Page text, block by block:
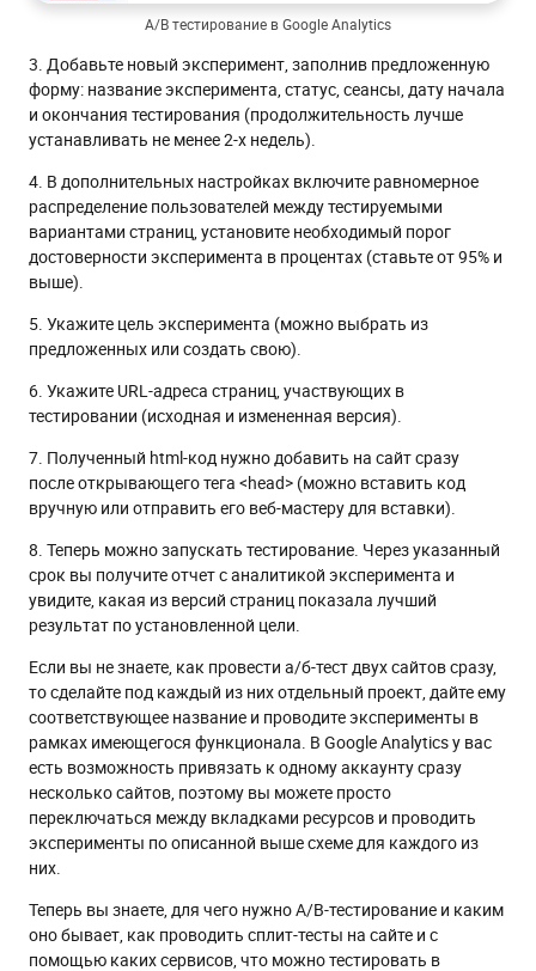
A/B тестирование в Google Analytics
3. Добавьте новый эксперимент, заполнив предложенную
форму: название эксперимента, статус, сеансы, дату начала
и окончания тестирования (продолжительность лучше
устанавливать не менее 2-х недель).
4. В дополнительных настройках включите равномерное
распределение пользователей между тестируемыми
вариантами страниц, установите необходимый порог
достоверности эксперимента в процентах (ставьте от 95% и
выше).
5. Укажите цель эксперимента (можно выбрать из
предложенных или создать свою).
6. Укажите URL-адреса страниц, участвующих в
тестировании (исходная и измененная версия).
7. Полученный html-код нужно добавить на сайт сразу
после открывающего тега <head> (можно вставить код
вручную или отправить его веб-мастеру для вставки).
8. Теперь можно запускать тестирование. Через указанный
срок вы получите отчет с аналитикой эксперимента и
увидите, какая из версий страниц показала лучший
результат по установленной цели.
Если вы не знаете, как провести а/б-тест двух сайтов сразу,
то сделайте под каждый из них отдельный проект, дайте ему
соответствующее название и проводите эксперименты в
рамках имеющегося функционала. В Google Analytics у вас
есть возможность привязать к одному аккаунту сразу
несколько сайтов, поэтому вы можете просто
переключаться между вкладками ресурсов и проводить
эксперименты по описанной выше схеме для каждого из
них.
Теперь вы знаете, для чего нужно A/B-тестирование и каким
оно бывает, как проводить сплит-тесты на сайте и с
помощью каких сервисов, что можно тестировать в